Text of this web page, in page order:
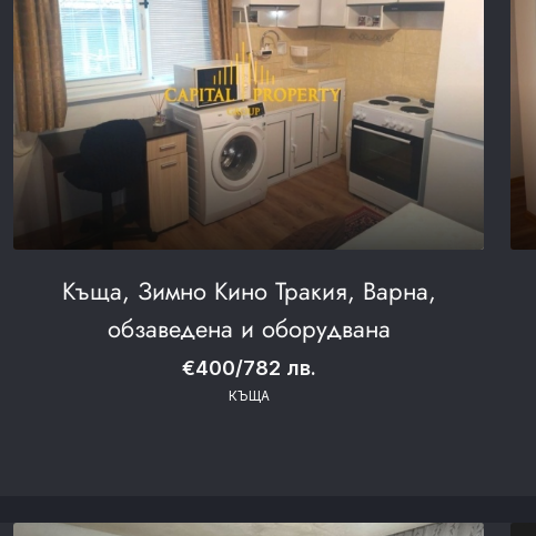
Къща, Зимно Кино Тракия, Варна,
обзаведена и оборудвана
€400/782 лв.
КЪЩА